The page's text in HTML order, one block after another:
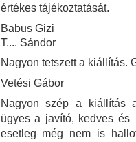
értékes tájékoztatását.
Babus Gizi
T.... Sándor
Nagyon tetszett a kiállítás.
Vetési Gábor
Nagyon szép a kiállítás
ügyes a javító, kedves
esetleg még nem is